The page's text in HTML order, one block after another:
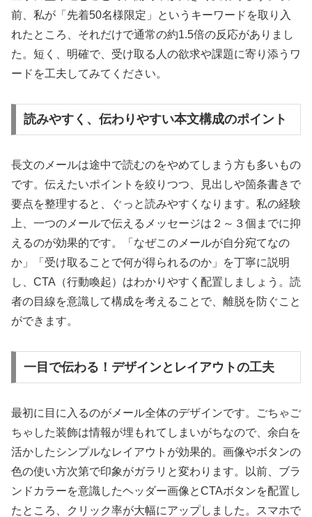
前、私が「先着50名様限定」というキーワードを取り入
れたところ、それだけで通常の約1.5倍の反応がありまし
た。短く、明確で、受け取る人の欲求や課題に寄り添うワ
ードを工夫してみてください。
読みやすく、伝わりやすい本文構成のポイント
長文のメールは途中で読むのをやめてしまう方も多いもの
です。伝えたいポイントを絞りつつ、見出しや箇条書きで
要点を整理すると、ぐっと読みやすくなります。私の経験
上、一つのメールで伝えるメッセージは２～３個までに抑
えるのが効果的です。「なぜこのメールが自分宛てなの
か」「受け取ることで何が得られるのか」を丁寧に説明
し、CTA（行動喚起）はわかりやすく配置しましょう。読
者の目線を意識して構成を考えることで、離脱を防ぐこと
ができます。
一目で伝わる！デザインとレイアウトの工夫
最初に目に入るのがメール全体のデザインです。ごちゃご
ちゃした装飾は情報が埋もれてしまいがちなので、余白を
活かしたシンプルなレイアウトが効果的。画像やボタンの
色の使い方次第で印象がガラリと変わります。以前、ブラ
ンドカラーを意識したヘッダー画像とCTAボタンを配置し
たところ、クリック率が大幅にアップしました。スマホで